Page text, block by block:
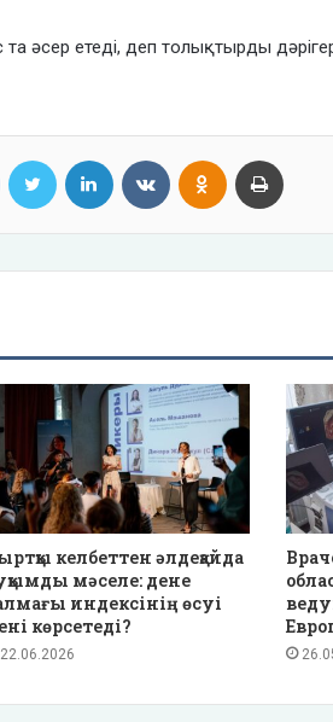
әсер етеді, деп толықтырды
Facebook Twitter LinkedIn VKontakteOdnoklassniki
келбеттен әлдеқайда
мәселе: дене
индексінің өсуі
көрсетеді?
22.06.2026